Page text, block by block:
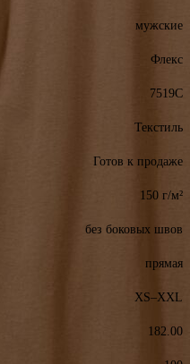
мужские
Флекс
7519C
Текстиль
Готов к продаже
150 г/м²
без боковых швов
прямая
XS–XXL
182.00